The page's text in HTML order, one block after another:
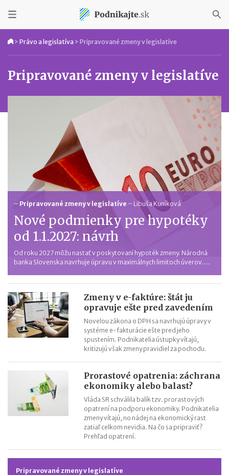
> Právo a legislatíva > Pripravované zmeny v legislatíve
Pripravované zmeny v legislatíve
– Pripravované zmeny v legislatíve – Libuša Kuníková
Nové podmienky pre hypotéky
od 1.1.2027: návrh
Od roku 2027 môžu nastať v poskytovaní hypoték zmeny. Národná
banka Slovenska navrhuje úpravu v maximálnych limitoch úverov.
Zmeny v e-faktúre: štát ju
opravuje ešte pred zavedením
Novelou zákona o DPH sa navrhujú úpravy v
systéme e-fakturácie ešte pred jeho
spustením. Podnikatelia ústupky vítajú,
kritizujú však zmeny pravidiel za pochodu.
Prorastové opatrenia: záchrana
ekonomiky alebo balast?
Vláda SR schválila balík tzv. prorastových
opatrení na podporu ekonomiky. Podnikatelia
zmeny vítajú, no nádej na ekonomický rast
zatiaľ celkom nevidia. Na čo sa pripraviť?
Prehľad opatrení.
Pripravované zmeny v legislatíve